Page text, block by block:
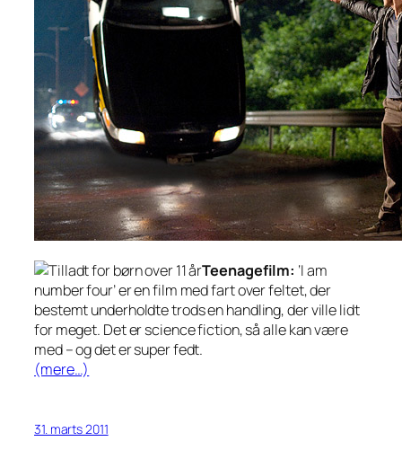
Teenagefilm: ‘I am
number four’ er en film med fart over feltet, der
bestemt underholdte trods en handling, der ville lidt
for meget. Det er science fiction, så alle kan være
med – og det er super fedt.
(mere…)
31. marts 2011